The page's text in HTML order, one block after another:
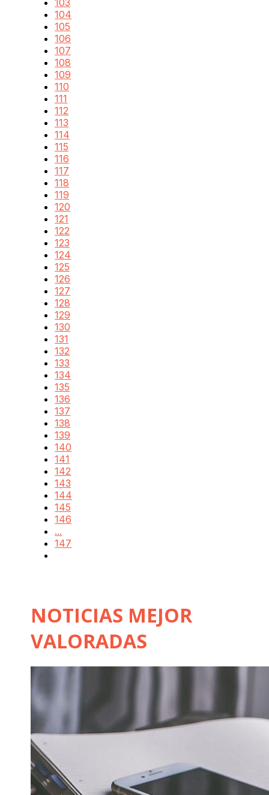
103
104
105
106
107
108
109
110
111
112
113
114
115
116
117
118
119
120
121
122
123
124
125
126
127
128
129
130
131
132
133
134
135
136
137
138
139
140
141
142
143
144
145
146
...
147
NOTICIAS MEJOR
VALORADAS